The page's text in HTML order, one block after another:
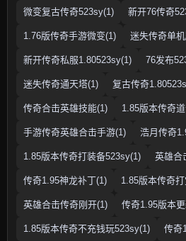
微变复古传奇523sy(1) 新开76传奇
1.76版传奇手游微变(1) 迷失传奇单
新开传奇私服1.80523sy(1) 76发布
迷失传奇通天塔(1) 复古传奇
传奇合击英雄技能(1) 1.85版本传奇
手游传奇英雄合击手游(1) 浩月传奇
1.85版本传奇打装备523sy(1) 英雄合
传奇1.95神龙补丁(1) 1.85版本传奇
英雄合击传奇刚开(1) 传奇1.95版本
1.85版本传奇不充钱玩523sy(1) 传奇